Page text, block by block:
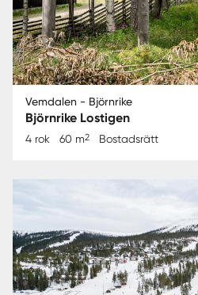
Vemdalen - Björnrike
Björnrike Lostigen
4 rok 60 m2 Bostadsrätt